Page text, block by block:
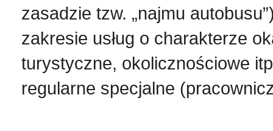
zasadzie tzw. „najmu
zakresie usług o charakterze
turystyczne, okolicznościowe
regularne specjalne